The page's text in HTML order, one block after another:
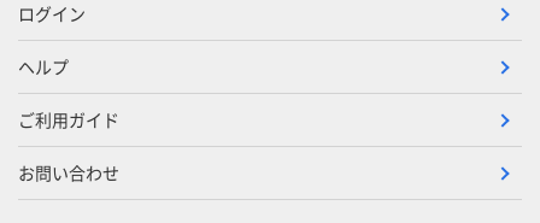
ログイン
ヘルプ
ご利用ガイド
お問い合わせ